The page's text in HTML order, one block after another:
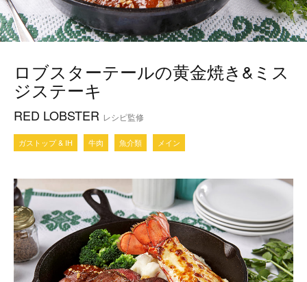
ロブスターテールの黄金焼き&ミス
ジステーキ
RED LOBSTER レシピ監修
ガストップ & IH 牛肉 魚介類 メイン